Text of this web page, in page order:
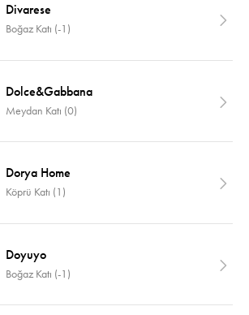
Divarese
Boğaz Katı (-1)
Dolce&Gabbana
Meydan Katı (0)
Dorya Home
Köprü Katı (1)
Doyuyo
Boğaz Katı (-1)